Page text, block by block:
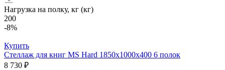
Нагрузка на полку, кг (кг)
200
-8%
Купить
Стеллаж для книг MS Hard 1850х1000x400 6 полок
8 730 ₽